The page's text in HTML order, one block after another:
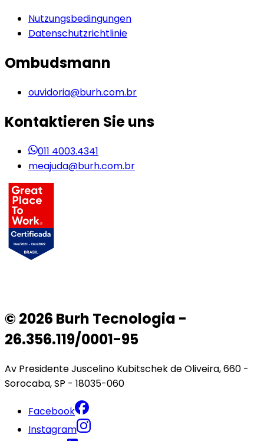
Nutzungsbedingungen
Datenschutzrichtlinie
Ombudsmann
ouvidoria@burh.com.br
Kontaktieren Sie uns
011 4003.4341
meajuda@burh.com.br
© 2026 Burh Tecnologia -
26.356.119/0001-95
Av Presidente Juscelino Kubitschek de Oliveira, 660 -
Sorocaba, SP - 18035-060
Facebook
Instagram